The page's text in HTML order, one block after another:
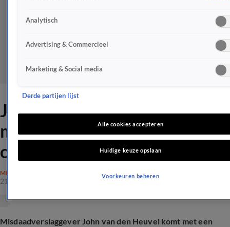
John van den Heuvel komt
met nieuwe onthullingen
over voortvluchtige Bolle Jos
MISDAAD
21 mei 2026, 16:17
Misdaadverslaggever John van den Heuvel komt met een
Analytisch
Advertising & Commercieel
Marketing & Social media
Derde partijen lijst
Alle cookies accepteren
Huidige keuze opslaan
Voorkeuren beheren